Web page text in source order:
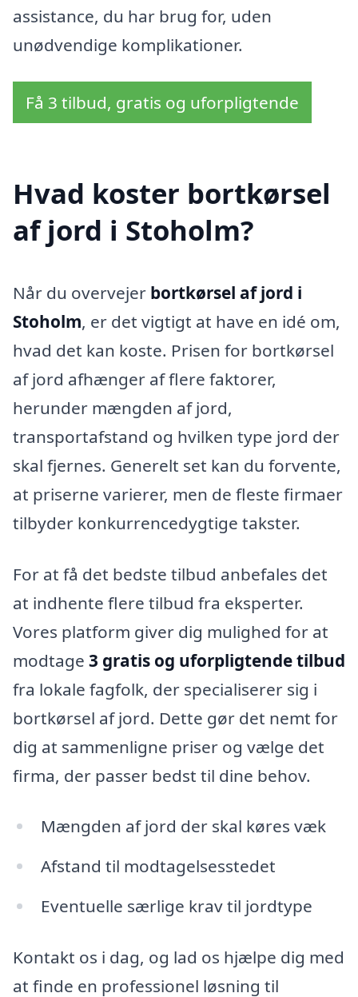
assistance, du har brug for, uden
unødvendige komplikationer.
Få 3 tilbud, gratis og uforpligtende
Hvad koster bortkørsel
af jord i Stoholm?
Når du overvejer bortkørsel af jord i
Stoholm, er det vigtigt at have en idé om,
hvad det kan koste. Prisen for bortkørsel
af jord afhænger af flere faktorer,
herunder mængden af jord,
transportafstand og hvilken type jord der
skal fjernes. Generelt set kan du forvente,
at priserne varierer, men de fleste firmaer
tilbyder konkurrencedygtige takster.
For at få det bedste tilbud anbefales det
at indhente flere tilbud fra eksperter.
Vores platform giver dig mulighed for at
modtage 3 gratis og uforpligtende tilbud
fra lokale fagfolk, der specialiserer sig i
bortkørsel af jord. Dette gør det nemt for
dig at sammenligne priser og vælge det
firma, der passer bedst til dine behov.
Mængden af jord der skal køres væk
Afstand til modtagelsesstedet
Eventuelle særlige krav til jordtype
Kontakt os i dag, og lad os hjælpe dig med
at finde en professionel løsning til